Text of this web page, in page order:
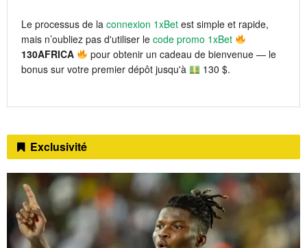
Le processus de la connexion 1xBet est simple et rapide,
mais n’oubliez pas d'utiliser le code promo 1xBet
130AFRICA
pour obtenir un cadeau de bienvenue — le
bonus sur votre premier dépôt jusqu'à
130 $.
Exclusivité